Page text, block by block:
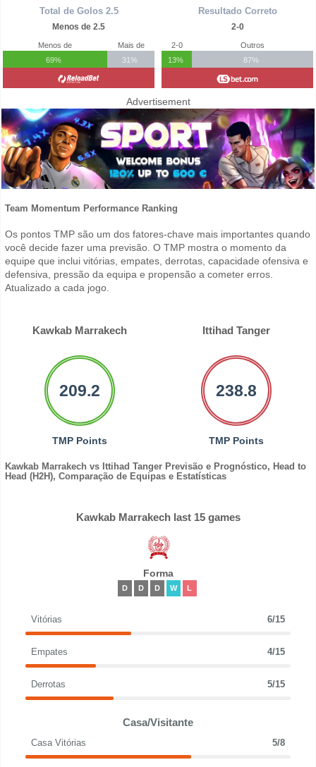
Total de Golos 2.5
Menos de 2.5
Menos de
69%
Mais de
31%
Resultado Correto
2-0
2-0
13%
Outros
87%
Advertisement
Team Momentum Performance Ranking
Os pontos TMP são um dos fatores-chave mais importantes quando
você decide fazer uma previsão. O TMP mostra o momento da
equipe que inclui vitórias, empates, derrotas, capacidade ofensiva e
defensiva, pressão da equipa e propensão a cometer erros.
Atualizado a cada jogo.
Kawkab Marrakech Ittihad Tanger
209.2
TMP Points
238.8
TMP Points
Kawkab Marrakech vs Ittihad Tanger Previsão e Prognóstico, Head to
Head (H2H), Comparação de Equipas e Estatísticas
Kawkab Marrakech last 15 games
Forma
D D D W L
Vitórias 6/15
Empates 4/15
Derrotas 5/15
Casa/Visitante
Casa Vitórias 5/8